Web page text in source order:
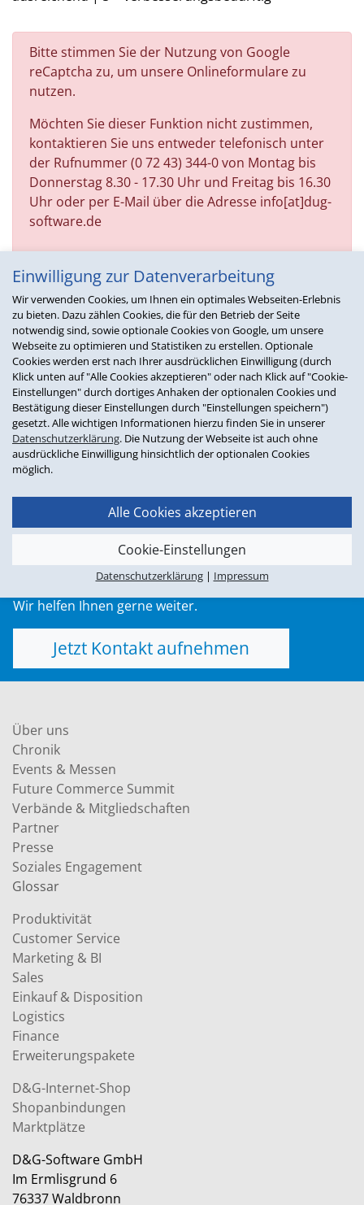
Einwilligung zur Datenverarbeitung
Wir verwenden Cookies, um Ihnen ein optimales Webseiten-Erlebnis
zu bieten. Dazu zählen Cookies, die für den Betrieb der Seite
notwendig sind, sowie optionale Cookies von Google, um unsere
Webseite zu optimieren und Statistiken zu erstellen. Optionale
Cookies werden erst nach Ihrer ausdrücklichen Einwilligung (durch
Klick unten auf "Alle Cookies akzeptieren" oder nach Klick auf "Cookie-
Einstellungen" durch dortiges Anhaken der optionalen Cookies und
Bestätigung dieser Einstellungen durch "Einstellungen speichern")
gesetzt. Alle wichtigen Informationen hierzu finden Sie in unserer
Datenschutzerklärung. Die Nutzung der Webseite ist auch ohne
ausdrückliche Einwilligung hinsichtlich der optionalen Cookies
möglich.
Alle Cookies akzeptieren
Cookie-Einstellungen
Datenschutzerklärung| Impressum
Bitte stimmen Sie der Nutzung von Google
reCaptcha zu, um unsere Onlineformulare zu
nutzen.
Möchten Sie dieser Funktion nicht zustimmen,
kontaktieren Sie uns entweder telefonisch unter
der Rufnummer (0 72 43) 344-0 von Montag bis
Donnerstag 8.30 - 17.30 Uhr und Freitag bis 16.30
Uhr oder per E-Mail über die Adresse info[at]dug-
software.de
Möchten Sie mehr erfahren?
Kontaktieren Sie uns über unser Kontaktformular oder
sprechen Sie mit einem unserer Experten.
Wir helfen Ihnen gerne weiter.
Jetzt Kontakt aufnehmen
Über uns
Chronik
Events & Messen
Future Commerce Summit
Verbände & Mitgliedschaften
Partner
Presse
Soziales Engagement
Glossar
Produktivität
Customer Service
Marketing & BI
Sales
Einkauf & Disposition
Logistics
Finance
Erweiterungspakete
D&G-Internet-Shop
Shopanbindungen
Marktplätze
D&G-Software GmbH
Im Ermlisgrund 6
76337 Waldbronn